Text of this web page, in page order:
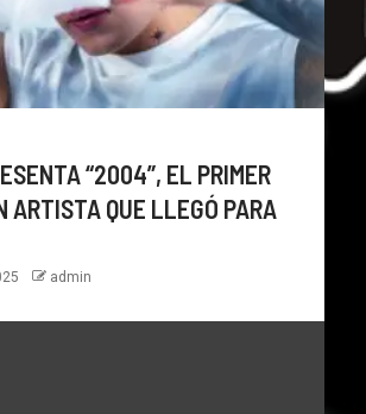
“2004”, EL PRIMER
ARTISTA QUE LLEGÓ PARA
admin